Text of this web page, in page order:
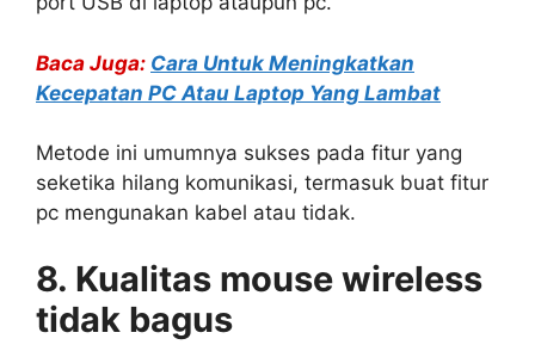
Baca Juga: Cara Untuk Meningkatkan
Kecepatan PC Atau Laptop Yang Lambat
Metode ini umumnya sukses pada fitur yang
seketika hilang komunikasi, termasuk buat fitur
pc mengunakan kabel atau tidak.
8. Kualitas mouse wireless
tidak bagus